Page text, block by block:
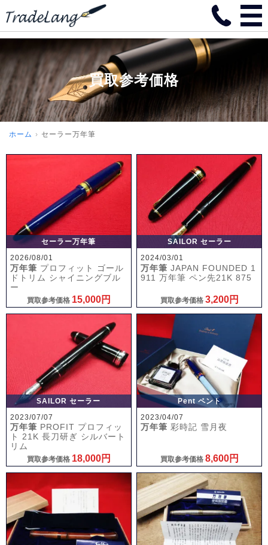
買取参考価格
ホーム セーラー万年筆
セーラー万年筆
2026/08/01
万年筆 プロフィット ゴール
ドトリム シャイニングブル
ー
買取参考価格 15,000円
SAILOR セーラー
2024/03/01
万年筆 JAPAN FOUNDED 1
911 万年筆 ペン先21K 875
買取参考価格 3,200円
SAILOR セーラー
2023/07/07
万年筆 PROFIT プロフィッ
ト 21K 長刀研ぎ シルバート
リム
買取参考価格 18,000円
Pent ペント
2023/04/07
万年筆 彩時記 雪月夜
買取参考価格 8,600円